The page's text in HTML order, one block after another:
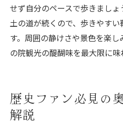
せず自分のペースで歩きまし
土の道が続くので、歩きやす
す。周囲の静けさや景色を楽
の院観光の醍醐味を最大限に味
歴史ファン必見の
解説